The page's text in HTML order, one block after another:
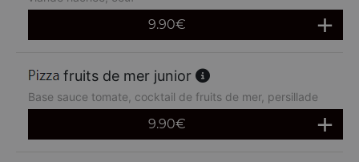
9.90€
fruits de mer junior
Base sauce tomate, cocktail de fruits de mer, persillade
9.90€